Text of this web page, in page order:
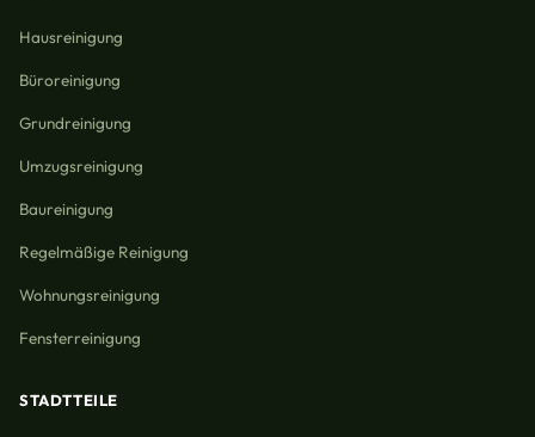
Hausreinigung
Büroreinigung
Grundreinigung
Umzugsreinigung
Baureinigung
Regelmäßige Reinigung
Wohnungsreinigung
Fensterreinigung
STADTTEILE